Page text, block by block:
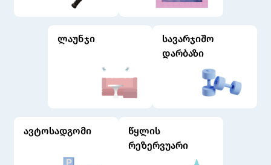
ლაუნჯი
სავარჯიშო
დარბაზი
ავტოსადგომი
წყლის
რეზერვუარი